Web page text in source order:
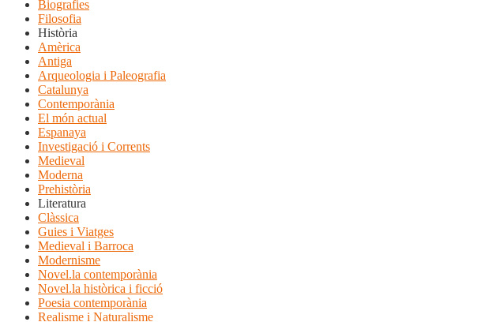
Biografies
Filosofia
Història
Amèrica
Antiga
Arqueologia i Paleografia
Catalunya
Contemporània
El món actual
Espanaya
Investigació i Corrents
Medieval
Moderna
Prehistòria
Literatura
Clàssica
Guies i Viatges
Medieval i Barroca
Modernisme
Novel.la contemporània
Novel.la històrica i ficció
Poesia contemporània
Realisme i Naturalisme